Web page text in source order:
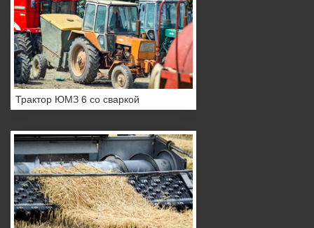
Трактор ЮМЗ 6 со сваркой